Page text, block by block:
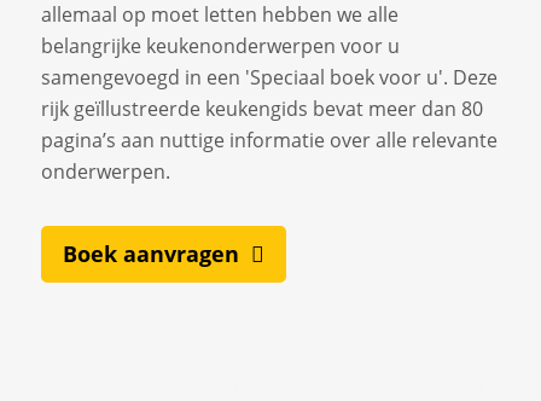
allemaal op moet letten hebben we alle
belangrijke keukenonderwerpen voor u
samengevoegd in een 'Speciaal boek voor u'. Deze
rijk geïllustreerde keukengids bevat meer dan 80
pagina’s aan nuttige informatie over alle relevante
onderwerpen.
Boek aanvragen